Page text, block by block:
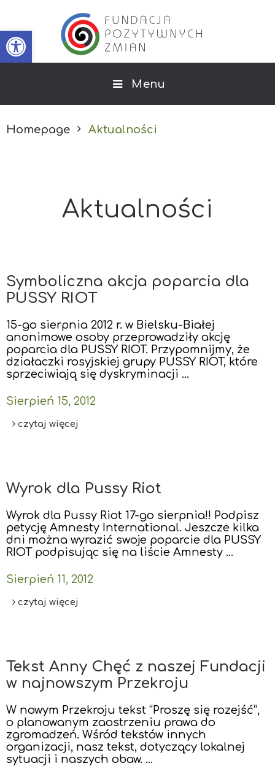
Open toolbar
Menu
Homepage Aktualności
Aktualności
Symboliczna akcja poparcia dla
PUSSY RIOT
15-go sierpnia 2012 r. w Bielsku-Białej
anonimowe osoby przeprowadziły akcję
poparcia dla PUSSY RIOT. Przypomnijmy, że
działaczki rosyjskiej grupy PUSSY RIOT, które
sprzeciwiają się dyskryminacji …
Sierpień 15, 2012
czytaj więcej
Wyrok dla Pussy Riot
Wyrok dla Pussy Riot 17-go sierpnia!! Podpisz
petycję Amnesty International. Jeszcze kilka
dni można wyrazić swoje poparcie dla PUSSY
RIOT podpisując się na liście Amnesty …
Sierpień 11, 2012
czytaj więcej
Tekst Anny Chęć z naszej Fundacji
w najnowszym Przekroju
W nowym Przekroju tekst “Proszę się rozejść”,
o planowanym zaostrzeniu prawa do
zgromadzeń. Wśród tekstów innych
organizacji, nasz tekst, dotyczący lokalnej
sytuacji i naszych obaw. …